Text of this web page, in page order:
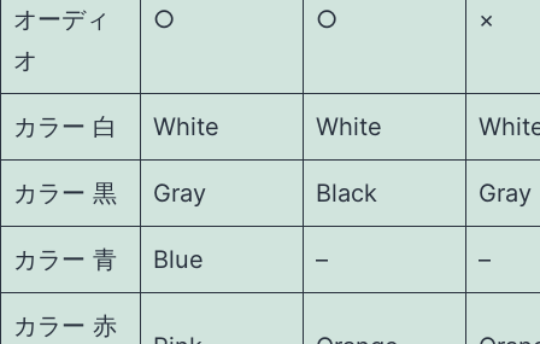
オーディ
オ
○ ○ ×
カラー 白 White White
カラー 黒 Gray Black Gray
カラー 青 Blue – –
カラー 赤